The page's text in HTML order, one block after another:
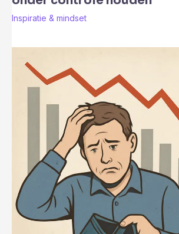
Inspiratie & mindset